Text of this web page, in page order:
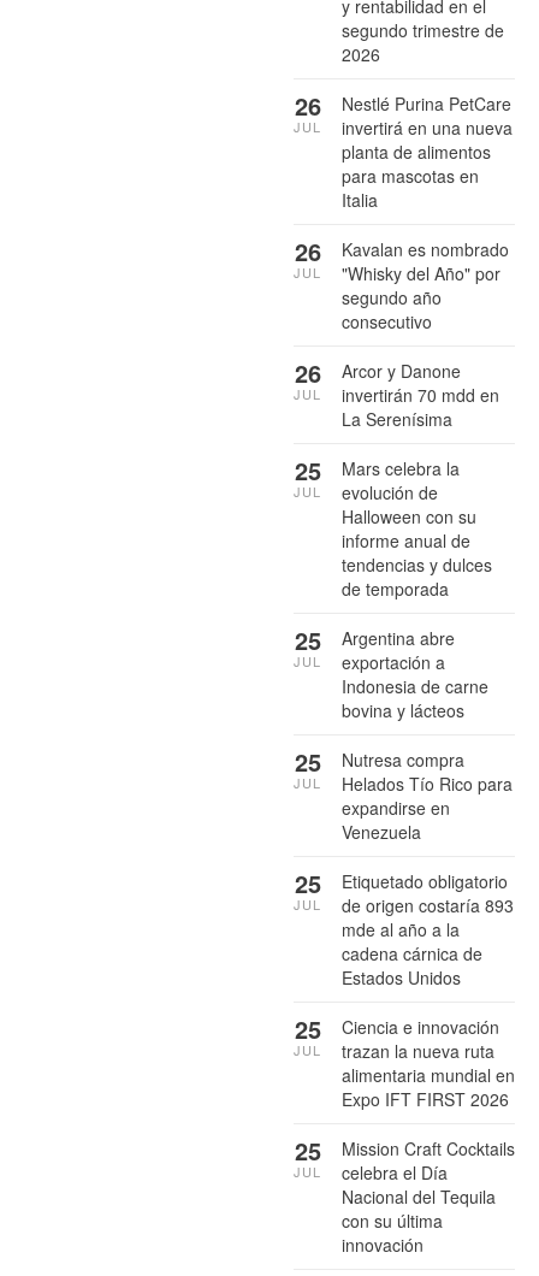
y rentabilidad en el
segundo trimestre de
2026
Nestlé Purina PetCare
invertirá en una nueva
planta de alimentos
para mascotas en
Italia
26
JUL
Kavalan es nombrado
"Whisky del Año" por
segundo año
consecutivo
26
JUL
Arcor y Danone
invertirán 70 mdd en
La Serenísima
26
JUL
Mars celebra la
evolución de
Halloween con su
informe anual de
tendencias y dulces
de temporada
25
JUL
Argentina abre
exportación a
Indonesia de carne
bovina y lácteos
25
JUL
Nutresa compra
Helados Tío Rico para
expandirse en
Venezuela
25
JUL
Etiquetado obligatorio
de origen costaría 893
mde al año a la
cadena cárnica de
Estados Unidos
25
JUL
Ciencia e innovación
trazan la nueva ruta
alimentaria mundial en
Expo IFT FIRST 2026
25
JUL
Mission Craft Cocktails
celebra el Día
Nacional del Tequila
con su última
innovación
25
JUL